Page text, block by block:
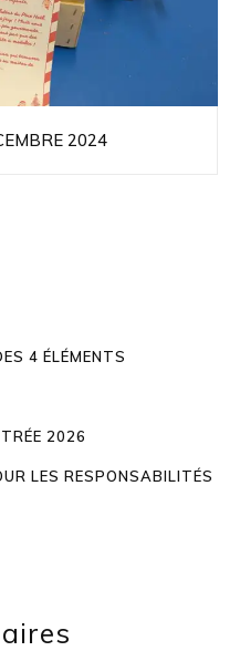
2024
4 ÉLÉMENTS
2026
LES RESPONSABILITÉS